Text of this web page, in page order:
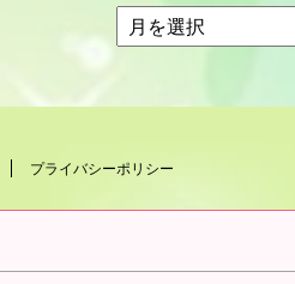
プライバシーポリシー